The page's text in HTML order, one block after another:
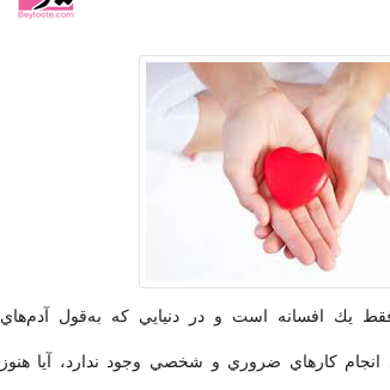
يك افسانه است و در دنيايي كه به‌قول آدم‌هاي
كارهاي ضروري و شخصي وجود ندارد، آيا هنوز